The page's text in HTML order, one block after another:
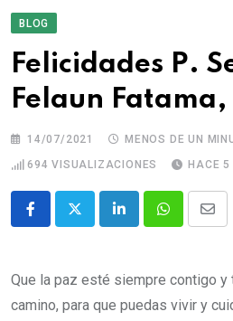
BLOG
Felicidades P.
Felaun Fatama,
14/07/2021
MENOS DE UN
694 VISUALIZACIONES HACE 5
Que la paz esté siempre contigo y
camino, para que puedas vivir y